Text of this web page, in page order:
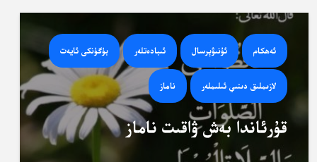
ئەھكام ئۇنىۋېرسال ئىبادەتلەر بۈگۈنكى ئايەت
لازىملىق دىنىي ئىلىملەر ناماز
قۇرئاندا بەش ۋاقىت ناماز